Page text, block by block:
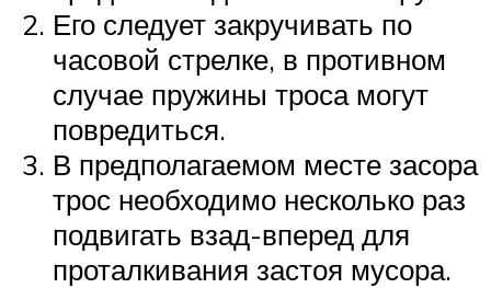
Его следует закручивать по
часовой стрелке, в противном
случае пружины троса могут
повредиться.
В предполагаемом месте засора
трос необходимо несколько раз
подвигать взад-вперед для
проталкивания застоя мусора.